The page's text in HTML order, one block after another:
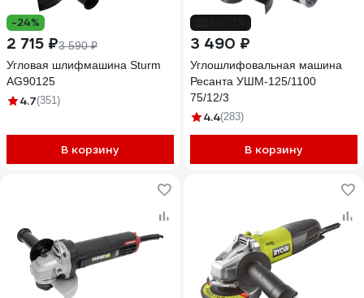
-24%
2 715 ₽3 590 ₽
Угловая шлифмашина Sturm
AG90125
4.7(351)
В корзину
3 490 ₽
Углошлифовальная машина
Ресанта УШМ-125/1100
75/12/3
4.4(283)
В корзину